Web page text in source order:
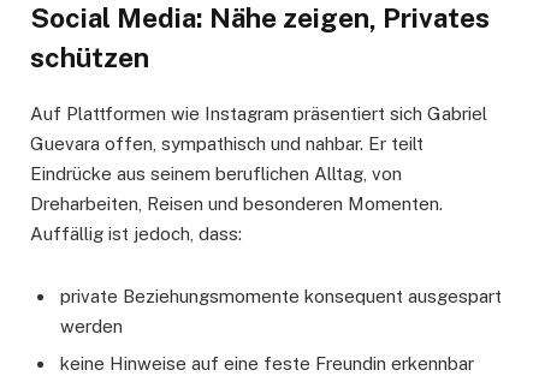
Social Media: Nähe zeigen, Privates
schützen
Auf Plattformen wie Instagram präsentiert sich Gabriel
Guevara offen, sympathisch und nahbar. Er teilt
Eindrücke aus seinem beruflichen Alltag, von
Dreharbeiten, Reisen und besonderen Momenten.
Auffällig ist jedoch, dass:
private Beziehungsmomente konsequent ausgespart
werden
keine Hinweise auf eine feste Freundin erkennbar